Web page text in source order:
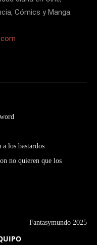
Cómics y Manga.
los bastardos
no quieren que los
Fantasymundo 2025